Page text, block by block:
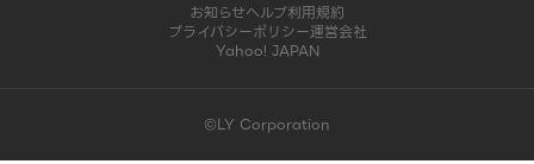
お知らせヘルプ利用規約
プライバシーポリシー運営会社
Yahoo! JAPAN
©LY Corporation